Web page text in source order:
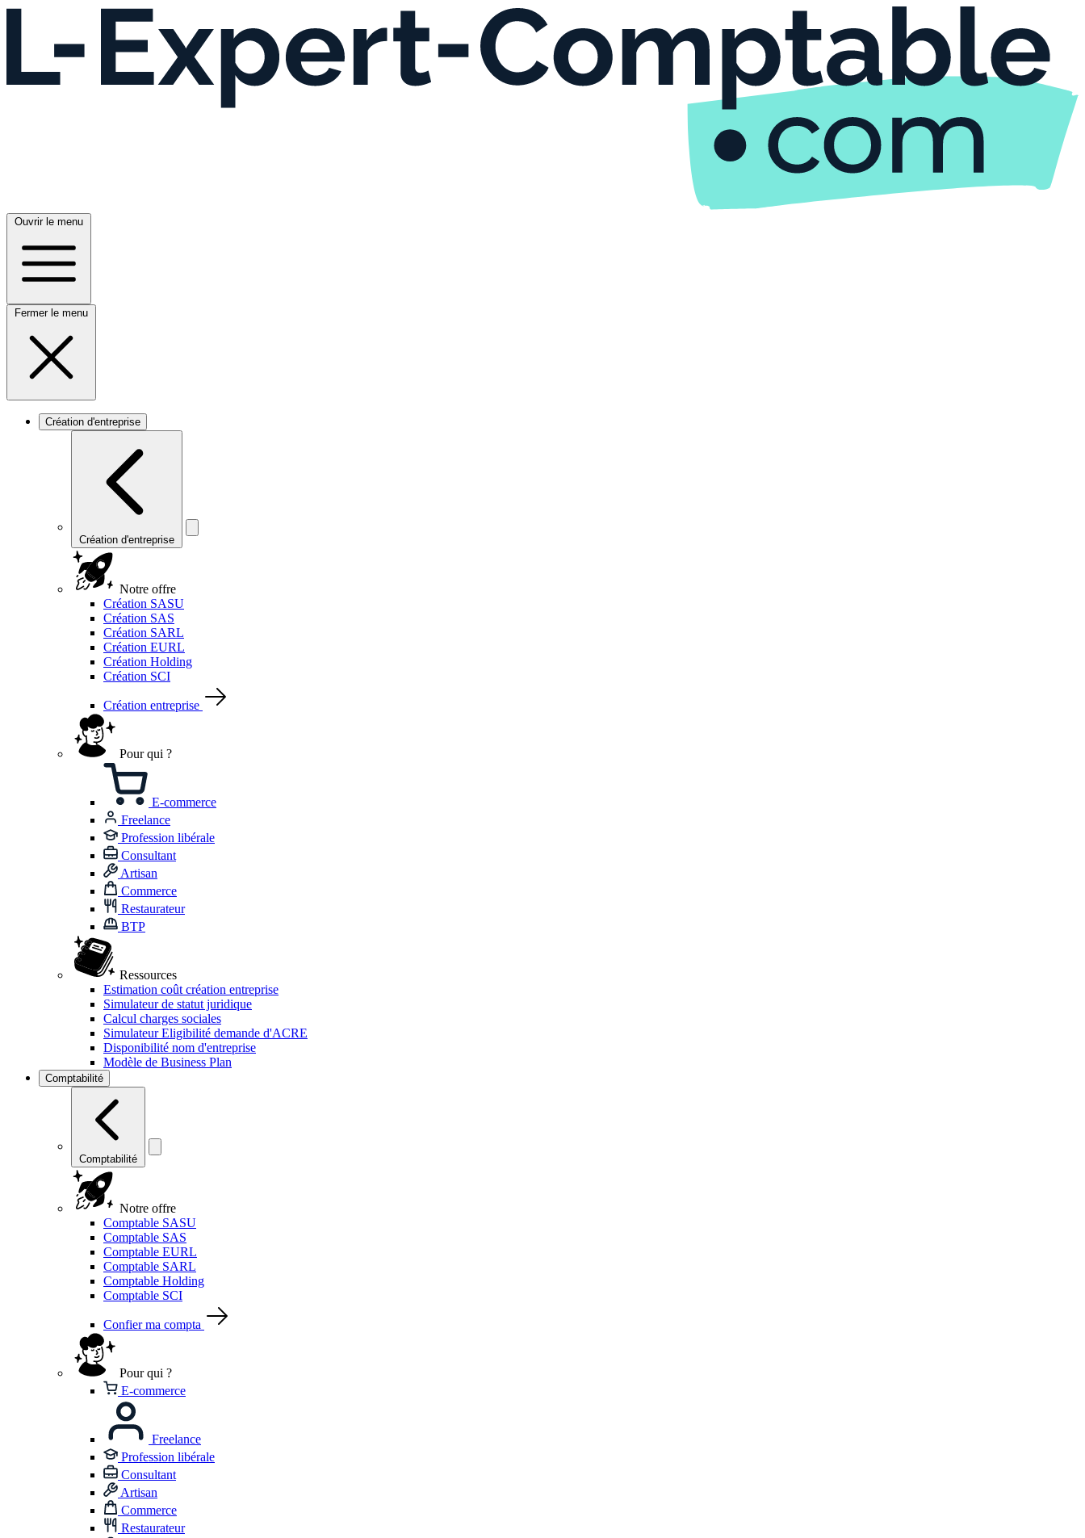
Ouvrir le menu
Fermer le menu
Création d'entreprise
Création d'entreprise
Notre offre
Création SASU
Création SAS
Création SARL
Création EURL
Création Holding
Création SCI
Création entreprise
Pour qui ?
E-commerce
Freelance
Profession libérale
Consultant
Artisan
Commerce
Restaurateur
BTP
Ressources
Estimation coût création entreprise
Simulateur de statut juridique
Calcul charges sociales
Simulateur Eligibilité demande d'ACRE
Disponibilité nom d'entreprise
Modèle de Business Plan
Comptabilité
Comptabilité
Notre offre
Comptable SASU
Comptable SAS
Comptable EURL
Comptable SARL
Comptable Holding
Comptable SCI
Confier ma compta
Pour qui ?
E-commerce
Freelance
Profession libérale
Consultant
Artisan
Commerce
Restaurateur